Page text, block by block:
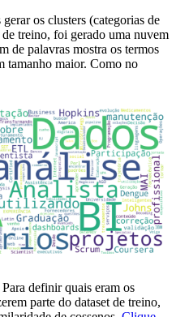
gerar os clusters (categorias de
treino, foi gerado uma nuvem
de palavras mostra os termos
tamanho maior. Como no
Para definir quais eram os
parte do dataset de treino,